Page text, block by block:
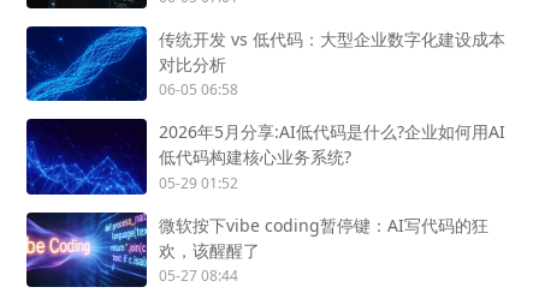
传统开发 vs 低代码：大型企业数字化建设成本
对比分析
06-05 06:58
2026年5月分享:AI低代码是什么?企业如何用AI
低代码构建核心业务系统?
05-29 01:52
微软按下vibe coding暂停键：AI写代码的狂
欢，该醒醒了
05-27 08:44